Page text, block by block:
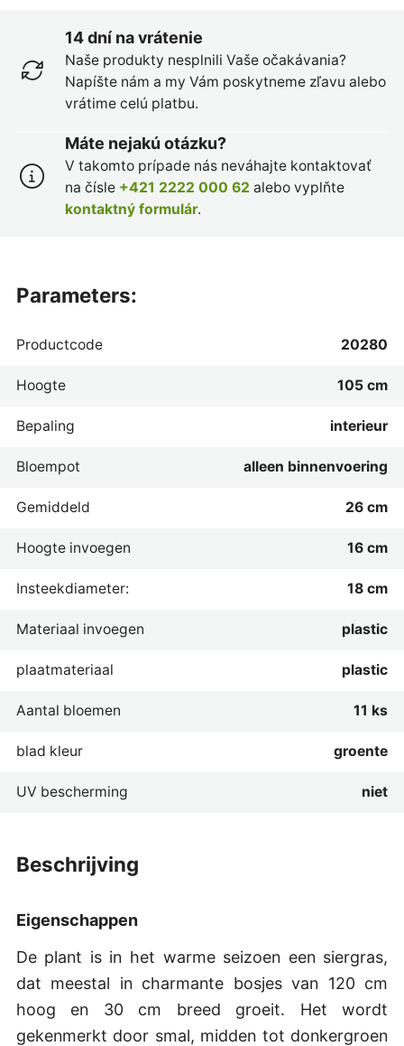
14 dní na vrátenie
Naše produkty nesplnili Vaše očakávania?
Napíšte nám a my Vám poskytneme zľavu alebo
vrátime celú platbu.
Máte nejakú otázku?
V takomto prípade nás neváhajte kontaktovať
na čísle +421 2222 000 62 alebo vyplňte
kontaktný formulár.
beschrijving
Eigenschappen
De plant is in het warme seizoen een siergras,
dat meestal in charmante bosjes van 120 cm
hoog en 30 cm breed groeit. Het wordt
gekenmerkt door smal, midden tot donkergroen
parameters:
Productcode 20280
Hoogte 105 cm
Bepaling interieur
Bloempot alleen binnenvoering
Gemiddeld 26 cm
Hoogte invoegen 16 cm
Insteekdiameter: 18 cm
Materiaal invoegen plastic
plaatmateriaal plastic
Aantal bloemen 11 ks
blad kleur groente
UV bescherming niet